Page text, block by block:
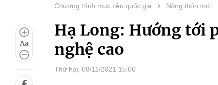
Aa
Chương trình mục tiêu quốc gia Nông thôn mới
Hạ Long: Hướng tới
nghệ cao
Thứ hai, 08/11/2021 15:06